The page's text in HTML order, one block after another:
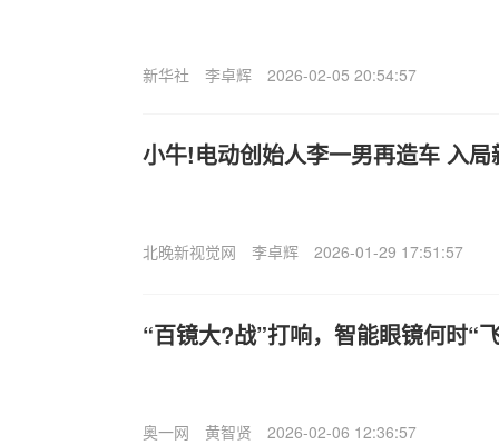
新华社 李卓辉 2026-02-05 20:54:57
小牛!电动创始人李一男再造车 入
北晚新视觉网 李卓辉 2026-01-29 17:51:57
“百镜大?战”打响，智能眼镜何时“
奥一网 黄智贤 2026-02-06 12:36:57